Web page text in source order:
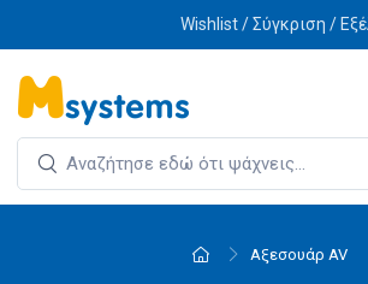
Wishlist / Σύγκριση /
Αξεσουάρ AV